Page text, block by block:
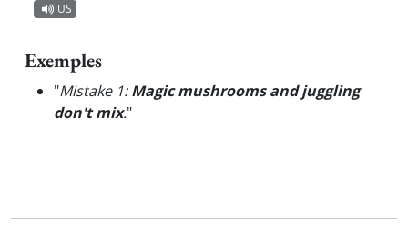
US
Exemples
"Mistake 1:Magic mushrooms and juggling
don't mix."